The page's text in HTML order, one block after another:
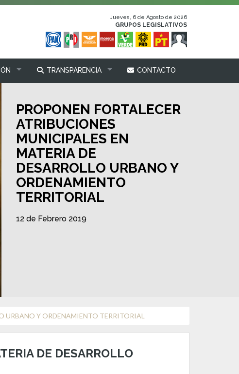
Jueves, 6 de Agosto de 2026
GRUPOS LEGISLATIVOS
TRANSPARENCIA CONTACTO
PROPONEN FORTALECER
ATRIBUCIONES
MUNICIPALES EN
MATERIA DE
DESARROLLO URBANO Y
ORDENAMIENTO
TERRITORIAL
12 de Febrero 2019
URBANO Y ORDENAMIENTO TERRITORIAL
DE DESARROLLO